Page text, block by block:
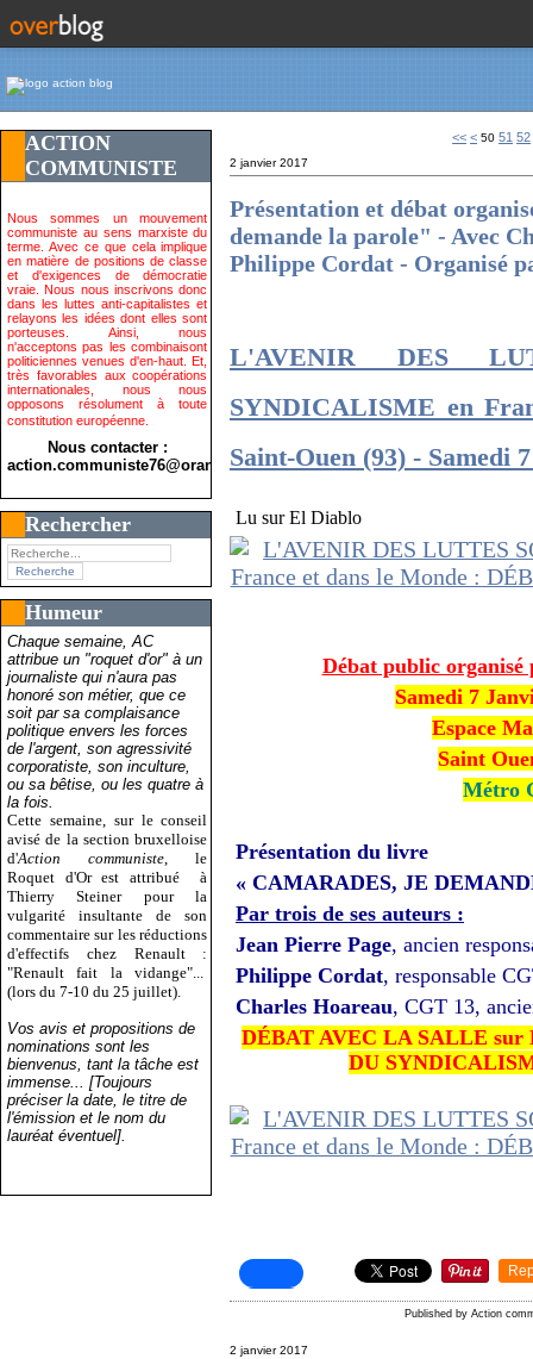
ACTION
COMMUNISTE
Nous sommes un mouvement
communiste au sens marxiste du
terme. Avec ce que cela implique
en matière de positions de classe
et d'exigences de démocratie
vraie. Nous nous inscrivons donc
dans les luttes anti-capitalistes et
relayons les idées dont elles sont
porteuses. Ainsi, nous
n'acceptons pas les combinaisont
politiciennes venues d'en-haut. Et,
très favorables aux coopérations
internationales, nous nous
opposons résolument à toute
constitution européenne.
Nous contacter :
action.communiste76@orange.fr>
Rechercher
Humeur
Chaque semaine, AC
attribue un "roquet d'or" à un
journaliste qui n'aura pas
honoré son métier, que ce
soit par sa complaisance
politique envers les forces
de l'argent, son agressivité
corporatiste, son inculture,
ou sa bêtise, ou les quatre à
la fois.
Cette semaine, sur le conseil
avisé de la section bruxelloise
d'Action communiste , le
Roquet d'Or est attribué
à
Thierry Steiner pour la
vulgarité insultante de son
commentaire sur les réductions
d'effectifs chez Renault :
"Renault fait la vidange"...
(lors du 7-10 du 25 juillet).
Vos avis et propositions de
nominations sont les
bienvenus, tant la tâche est
immense... [Toujours
préciser la date, le titre de
l'émission et le nom du
lauréat éventuel].
<< < 10
20
30
40
50 51 52
2 janvier 2017
Présentation et débat
demande la parole" - Avec
Philippe Cordat - Organisé
L'AVENIR DES
SYNDICALISME en
Saint-Ouen (93) - Samedi
Lu sur El Diablo
Débat public organisé
Samedi 7
Espace
Saint
Métro
Présentation du livre
« CAMARADES, JE
Par trois de ses auteurs :
Jean Pierre Page, ancien
Philippe Cordat, responsable
Charles Hoareau, CGT 13,
DÉBAT AVEC LA SALLE
DU
Published by Action
2 janvier 2017